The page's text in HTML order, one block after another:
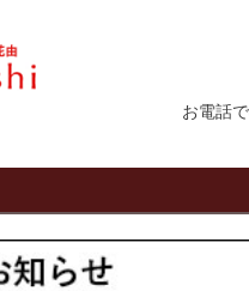
お電話